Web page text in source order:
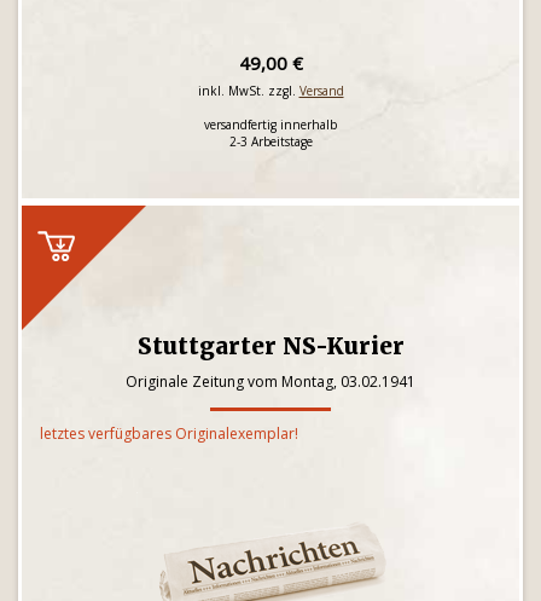
49,00 €
inkl. MwSt. zzgl. Versand
versandfertig innerhalb
2-3 Arbeitstage
Stuttgarter NS-Kurier
Originale Zeitung vom Montag, 03.02.1941
letztes verfügbares Originalexemplar!